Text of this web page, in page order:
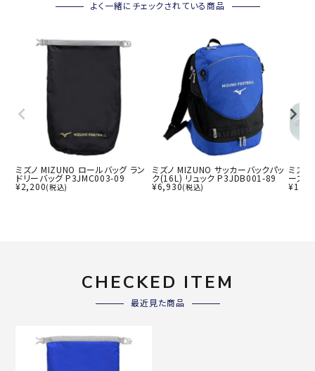
よく一緒にチェックされている商品
ミズノ MIZUNO ロールバッグ ラン
ドリーバッグ P3JMC003-09
¥2,200(税込)
ミズノ MIZUNO サッカーバックパッ
ク(16L) リュック P3JDB001-89
¥6,930(税込)
ミズ
ース
¥
CHECKED ITEM
最近見た商品